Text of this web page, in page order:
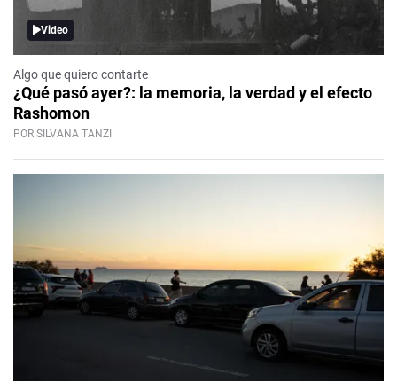
Video
Algo que quiero contarte
¿Qué pasó ayer?: la memoria, la verdad y el efecto
Rashomon
POR SILVANA TANZI